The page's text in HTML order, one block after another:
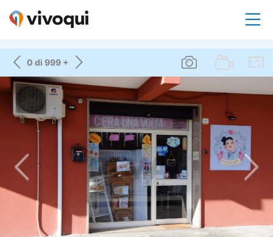
0 di 999 +